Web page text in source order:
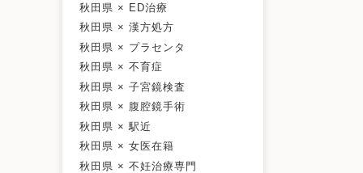
秋田県 × ED治療
秋田県 × 漢方処方
秋田県 × プラセンタ
秋田県 × 不育症
秋田県 × 子宮鏡検査
秋田県 × 腹腔鏡手術
秋田県 × 駅近
秋田県 × 女医在籍
秋田県 × 不妊治療専門